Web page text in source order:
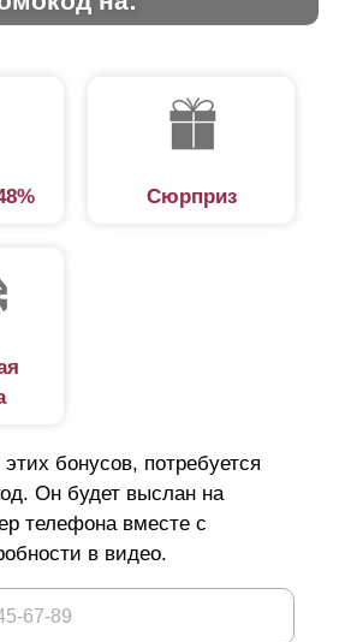
Сюрприз
бонусов, потребуется
Он будет выслан на
телефона вместе с
в видео.